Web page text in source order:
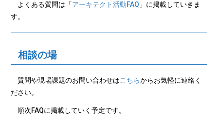
よくある質問は「アーキテクト活動FAQ 」に掲載していきま
す。
相談の場
質問や現場課題のお問い合わせはこちらからお気軽に連絡く
ださい。
順次FAQに掲載していく予定です。